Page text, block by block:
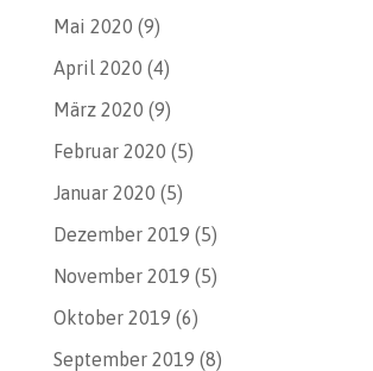
Mai 2020 (9)
April 2020 (4)
März 2020 (9)
Februar 2020 (5)
Januar 2020 (5)
Dezember 2019 (5)
November 2019 (5)
Oktober 2019 (6)
September 2019 (8)